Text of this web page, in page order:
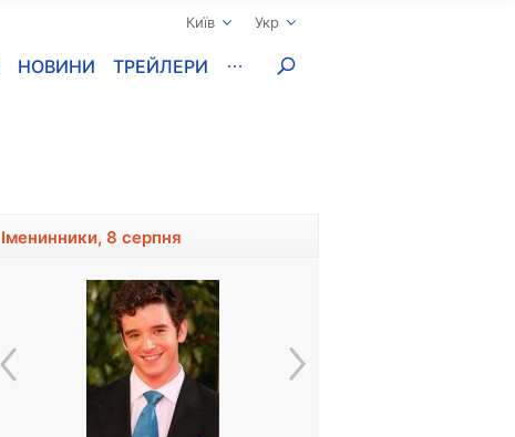
Київ Укр
НОВИНИ ТРЕЙЛЕРИ
Іменинники, 8 серпня